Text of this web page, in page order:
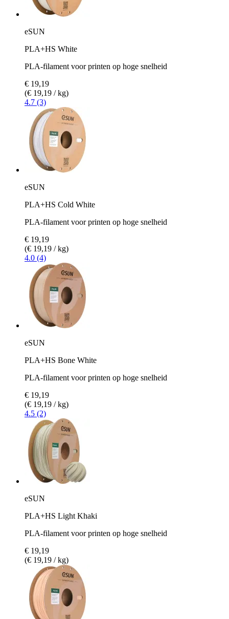
eSUN
PLA+HS White
PLA-filament voor printen op hoge snelheid
€ 19,19
(€ 19,19 / kg)
4.7 (3)
eSUN
PLA+HS Cold White
PLA-filament voor printen op hoge snelheid
€ 19,19
(€ 19,19 / kg)
4.0 (4)
eSUN
PLA+HS Bone White
PLA-filament voor printen op hoge snelheid
€ 19,19
(€ 19,19 / kg)
4.5 (2)
eSUN
PLA+HS Light Khaki
PLA-filament voor printen op hoge snelheid
€ 19,19
(€ 19,19 / kg)